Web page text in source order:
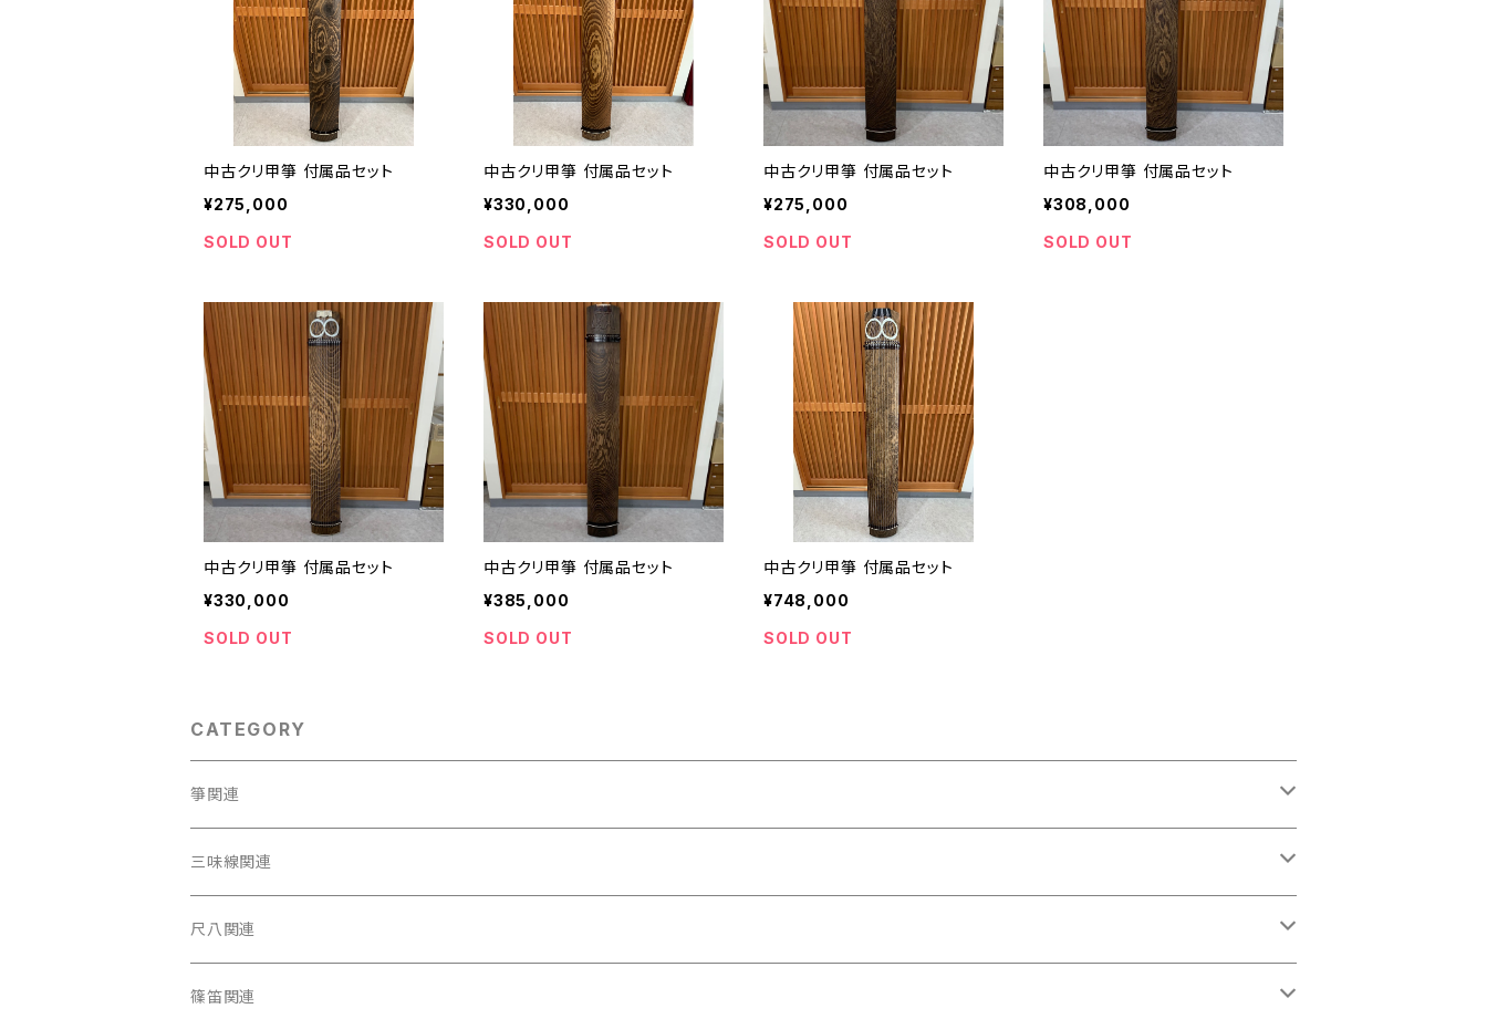
中古クリ甲箏 付属品セット
¥275,000
SOLD OUT
中古クリ甲箏 付属品セット
¥330,000
SOLD OUT
中古クリ甲箏 付属品セット
¥275,000
SOLD OUT
中古クリ甲箏 付属品セット
¥308,000
SOLD OUT
中古クリ甲箏 付属品セット
¥330,000
SOLD OUT
中古クリ甲箏 付属品セット
¥385,000
SOLD OUT
中古クリ甲箏 付属品セット
¥748,000
SOLD OUT
CATEGORY
箏関連
箏（本体）
箏カバー
箏袋
三味線関連
三味線（本体）
三味線ケース
尺八関連
尺八（本体）
篠笛関連